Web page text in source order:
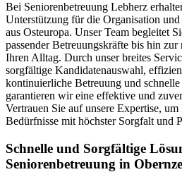
Bei Seniorenbetreuung Lebherz
Unterstützung für die Organisation
aus Osteuropa. Unser Team begleitet
passender Betreuungskräfte bis hin
Ihren Alltag. Durch unser breites
sorgfältige Kandidatenauswahl,
kontinuierliche Betreuung und
garantieren wir eine effektive und
Vertrauen Sie auf unsere Expertise,
Bedürfnisse mit höchster Sorgfalt und
Schnelle und Sorgfältige
Seniorenbetreuung in